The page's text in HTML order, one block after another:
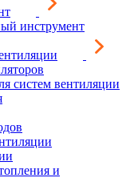
инструмент
систем вентиляции
и